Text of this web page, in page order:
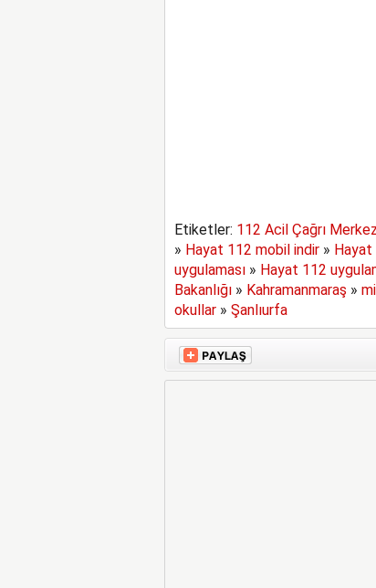
Etiketler: 112 Acil Çağrı
» Hayat 112 mobil indir»
uygulaması» Hayat 112
Bakanlığı» Kahramanmaraş »
okullar» Şanlıurfa